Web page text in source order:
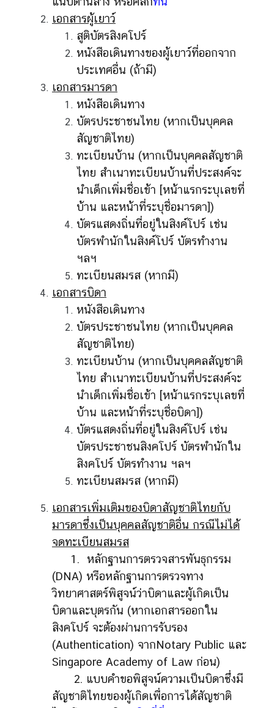
เอกสารผู้เยาว์
สูติบัตรสิงคโปร์
หนังสือเดินทางของผู้เยาว์ที่ออกจาก
ประเทศอื่น (ถ้ามี)
เอกสารมารดา
หนังสือเดินทาง
บัตรประชาชนไทย (หากเป็นบุคคล
สัญชาติไทย)
ทะเบียนบ้าน (หากเป็นบุคคลสัญชาติ
ไทย สำเนาทะเบียนบ้านที่ประสงค์จะ
นำเด็กเพิ่มชื่อเข้า [หน้าแรกระบุเลขที่
บ้าน และหน้าที่ระบุชื่อมารดา])
บัตรแสดงถิ่นที่อยู่ในสิงค์โปร์ เช่น
บัตรพำนักในสิงค์โปร์ บัตรทำงาน
ฯลฯ
ทะเบียนสมรส (หากมี)
เอกสารบิดา
หนังสือเดินทาง
บัตรประชาชนไทย (หากเป็นบุคคล
สัญชาติไทย)
ทะเบียนบ้าน (หากเป็นบุคคลสัญชาติ
ไทย สำเนาทะเบียนบ้านที่ประสงค์จะ
นำเด็กเพิ่มชื่อเข้า [หน้าแรกระบุเลขที่
บ้าน และหน้าที่ระบุชื่อบิดา])
บัตรแสดงถิ่นที่อยู่ในสิงค์โปร์ เช่น
บัตรประชาชนสิงคโปร์ บัตรพำนักใน
สิงคโปร์ บัตรทำงาน ฯลฯ
ทะเบียนสมรส (หากมี)
เอกสารเพิ่มเติมของบิดาสัญชาติไทยกับ
มารดาซึ่งเป็นบุคคลสัญชาติอื่น กรณีไม่ได้
จดทะเบียนสมรส
1. หลักฐานการตรวจสารพันธุกรรม
(DNA) หรือหลักฐานการตรวจทาง
วิทยาศาสตร์พิสูจน์ว่าบิดาและผู้เกิดเป็น
บิดาและบุตรกัน (หากเอกสารออกใน
สิงคโปร์ จะต้องผ่านการรับรอง
(Authentication) จากNotary Public และ
Singapore Academy of Law ก่อน)
2. แบบคําขอพิสูจน์ความเป็นบิดาซึ่งมี
สัญชาติไทยของผู้เกิดเพื่อการได้สัญชาติ